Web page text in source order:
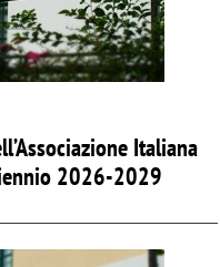
Italiana
2026-2029